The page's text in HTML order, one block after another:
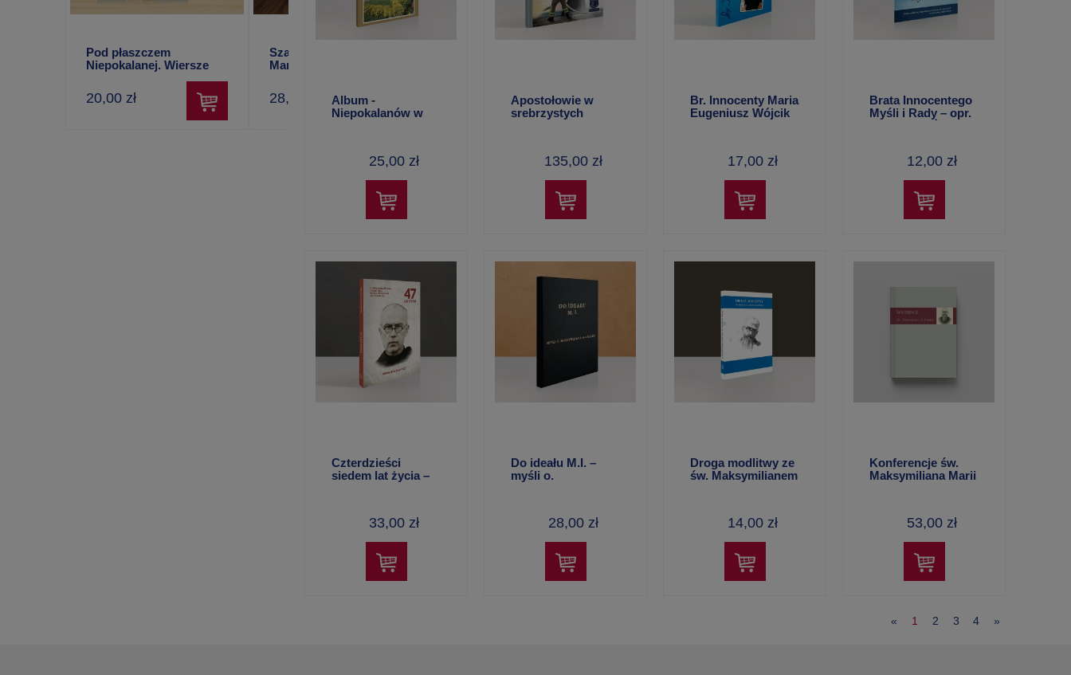
Pod płaszczem
Niepokalanej. Wiersze
Todorski
20,00 zł
Szaleniec Niepokalanej –
Maria Winowska
28,00 zł
Album -
Niepokalanów w
25,00 zł
Apostołowie w
srebrzystych
135,00 zł
Br. Innocenty Maria
Eugeniusz Wójcik
Żuber OFMConv
17,00 zł
Brata Innocentego
Myśli i Rady – opr.
12,00 zł
Czterdzieści
siedem lat życia –
33,00 zł
Do ideału M.I. –
myśli o.
28,00 zł
Droga modlitwy ze
św. Maksymilianem
14,00 zł
Konferencje św.
Maksymiliana Marii
53,00 zł
« 1 2 3 4 »